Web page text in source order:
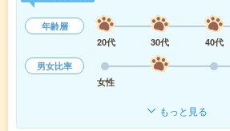
年齢層
20代
30代 40代
男女比率
女性
もっと見る